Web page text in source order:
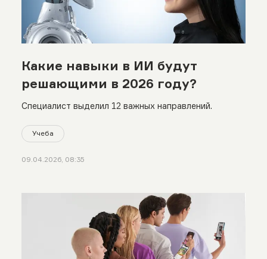
Какие навыки в ИИ будут
решающими в 2026 году?
Специалист выделил 12 важных направлений.
Учеба
09.04.2026, 08:35